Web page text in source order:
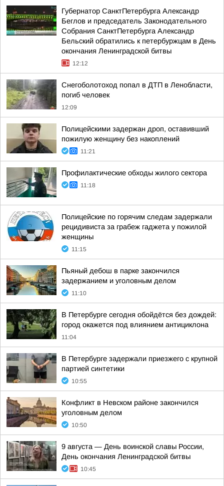
Губернатор СанктПетербурга Александр
Беглов и председатель Законодательного
Собрания СанктПетербурга Александр
Бельский обратились к петербуржцам в День
окончания Ленинградской битвы
12:12
Снегоболотоход попал в ДТП в Ленобласти,
погиб человек
12:09
Полицейскими задержан дроп, оставивший
пожилую женщину без накоплений
11:21
Профилактические обходы жилого сектора
11:18
Полицейские по горячим следам задержали
рецидивиста за грабеж гаджета у пожилой
женщины
11:15
Пьяный дебош в парке закончился
задержанием и уголовным делом
11:10
В Петербурге сегодня обойдётся без дождей:
город окажется под влиянием антициклона
11:04
В Петербурге задержали приезжего с крупной
партией синтетики
10:55
Конфликт в Невском районе закончился
уголовным делом
10:50
9 августа — День воинской славы России,
День окончания Ленинградской битвы
10:45